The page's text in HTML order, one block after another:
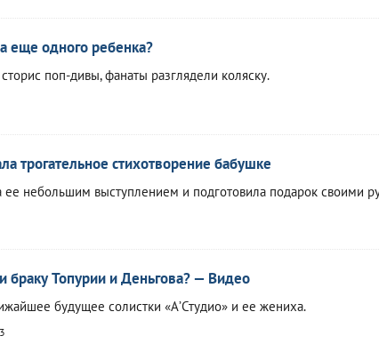
еще одного ребенка?
поп-дивы, фанаты разглядели коляску.
трогательное стихотворение бабушке
небольшим выступлением и подготовила подарок своими
браку Топурии и Деньгова? — Видео
будущее солистки «А’Студио» и ее жениха.